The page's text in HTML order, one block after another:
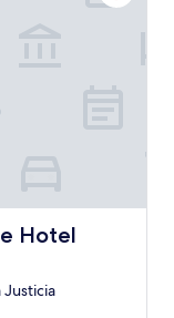
Hotel
Justicia